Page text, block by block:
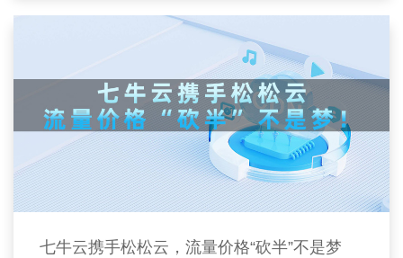
七牛云携手松松云，流量价格“砍半”不是梦